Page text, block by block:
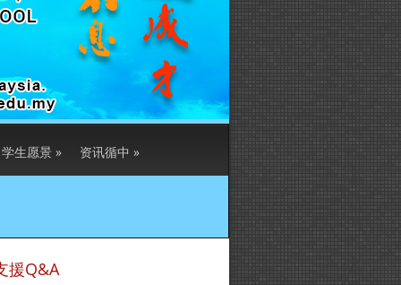
学生愿景 » 资讯循中 »
援Q&A